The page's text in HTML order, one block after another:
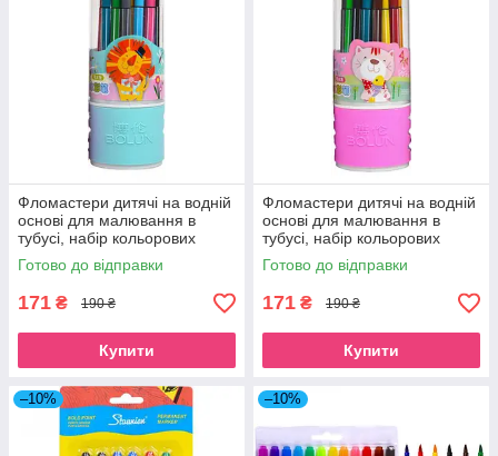
Фломастери дитячі на водній
основі для малювання в
тубусі, набір кольорових
фломастерів 24 кольори для
школи
Готово до відправки
171 ₴ 190 ₴
Купити
Фломастери дитячі на водній
основі для малювання в
тубусі, набір кольорових
фломастерів 24 кольори для
школи
Готово до відправки
171 ₴ 190 ₴
Купити
–10% –10%